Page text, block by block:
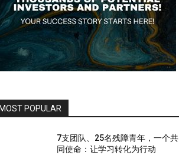
MOST POPULAR
7支团队、25名残障青年，一个共
同使命：让学习转化为行动